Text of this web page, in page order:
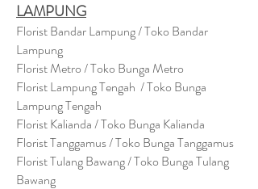
LAMPUNG
Florist Bandar Lampung / Toko Bandar
Lampung
Florist Metro / Toko Bunga Metro
Florist Lampung Tengah / Toko Bunga
Lampung Tengah
Florist Kalianda / Toko Bunga Kalianda
Florist Tanggamus / Toko Bunga Tanggamus
Florist Tulang Bawang / Toko Bunga Tulang
Bawang